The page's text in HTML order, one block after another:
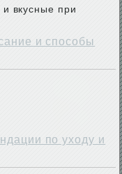
вкусные при
и способы
по уходу и